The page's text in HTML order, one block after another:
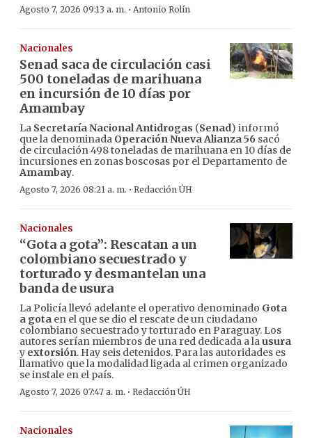
Agosto 7, 2026 09:13 a. m. · Antonio Rolín
Nacionales
Senad saca de circulación casi
500 toneladas de marihuana
en incursión de 10 días por
Amambay
La Secretaría Nacional Antidrogas (Senad) informó
que la denominada Operación Nueva Alianza 56 sacó
de circulación 498 toneladas de marihuana en 10 días de
incursiones en zonas boscosas por el Departamento de
Amambay.
Agosto 7, 2026 08:21 a. m. · Redacción ÚH
Nacionales
“Gota a gota”: Rescatan a un
colombiano secuestrado y
torturado y desmantelan una
banda de usura
La Policía llevó adelante el operativo denominado Gota
a gota en el que se dio el rescate de un ciudadano
colombiano secuestrado y torturado en Paraguay. Los
autores serían miembros de una red dedicada a lausura
y extorsión. Hay seis detenidos. Para las autoridades es
llamativo que la modalidad ligada al crimen organizado
se instale en el país.
Agosto 7, 2026 07:47 a. m. · Redacción ÚH
Nacionales